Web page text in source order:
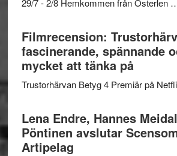
29/7 - 2/8 Hemkommen från Österlen
Filmrecension:
fascinerande, spännande
mycket att tänka på
Trustorhärvan Betyg 4 Premiär på
Lena Endre, Hannes
Pöntinen avslutar
Artipelag